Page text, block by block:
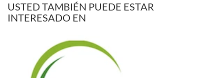
USTED TAMBIÉN PUEDE ESTAR
INTERESADO EN